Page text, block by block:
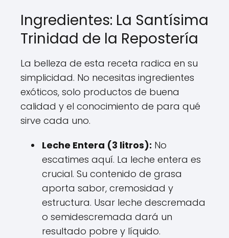
Ingredientes: La Santísima
Trinidad de la Repostería
La belleza de esta receta radica en su
simplicidad. No necesitas ingredientes
exóticos, solo productos de buena
calidad y el conocimiento de para qué
sirve cada uno.
Leche Entera (3 litros): No
escatimes aquí. La leche entera es
crucial. Su contenido de grasa
aporta sabor, cremosidad y
estructura. Usar leche descremada
o semidescremada dará un
resultado pobre y líquido.